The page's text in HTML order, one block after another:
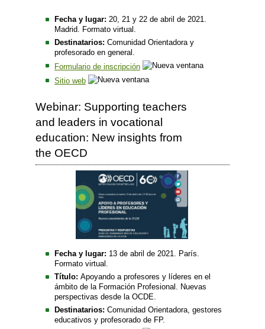
Fecha y lugar: 20, 21 y 22 de abril de 2021.
Madrid. Formato virtual.
Destinatarios: Comunidad Orientadora y
profesorado en general.
Formulario de inscripción
Sitio web
Webinar: Supporting teachers
and leaders in vocational
education: New insights from
the OECD
Fecha y lugar: 13 de abril de 2021. París.
Formato virtual.
Título: Apoyando a profesores y líderes en el
ámbito de la Formación Profesional. Nuevas
perspectivas desde la OCDE.
Destinatarios: Comunidad Orientadora, gestores
educativos y profesorado de FP.